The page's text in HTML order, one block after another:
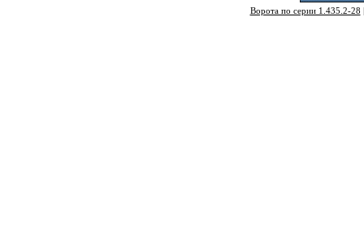
Ворота по серии 1.435.2-28